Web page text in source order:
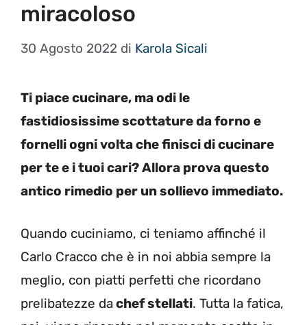
miracoloso
30 Agosto 2022 di Karola Sicali
Ti piace cucinare, ma odi le
fastidiosissime scottature da forno e
fornelli ogni volta che finisci di cucinare
per te e i tuoi cari? Allora prova questo
antico rimedio per un sollievo immediato.
Quando cuciniamo, ci teniamo affinché il
Carlo Cracco che è in noi abbia sempre la
meglio, con piatti perfetti che ricordano
prelibatezze dachef stellati. Tutta la fatica,